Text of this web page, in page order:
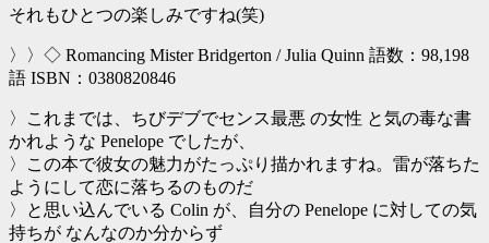
それもひとつの楽しみですね(笑)
〉〉◇ Romancing Mister Bridgerton / Julia Quinn 語数：98,198
語 ISBN：0380820846
〉これまでは、ちびデブでセンス最悪 の女性 と気の毒な書
かれような Penelope でしたが、
〉この本で彼女の魅力がたっぷり描かれますね。雷が落ちた
ようにして恋に落ちるのものだ
〉と思い込んでいる Colin が、自分の Penelope に対しての気
持ちが なんなのか分からず